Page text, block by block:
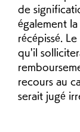
de
également
récépissé.
qu'il
recours au
serait jugé